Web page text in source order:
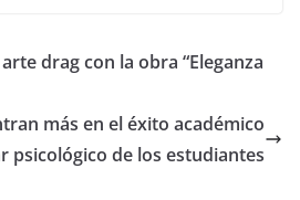
drag con la obra “Eleganza
más en el éxito académico
psicológico de los estudiantes